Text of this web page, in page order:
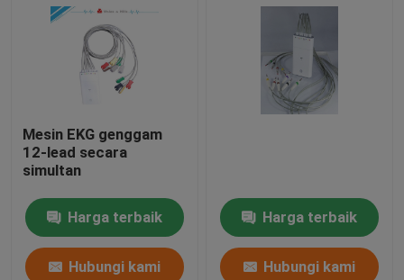
Mesin EKG genggam
12-lead secara
simultan
Harga terbaik
Hubungi kami
Harga terbaik
Hubungi kami